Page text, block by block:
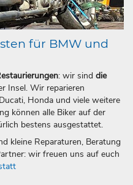
für BMW und
: wir sind die
Insel. Wir reparieren
Honda und viele weitere
können alle Biker auf der
bestens ausgestattet.
kleine Reparaturen, Beratung
wir freuen uns auf euch